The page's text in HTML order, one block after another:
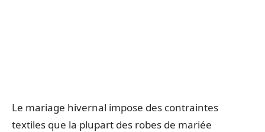
Le mariage hivernal impose des contraintes
textiles que la plupart des robes de mariée